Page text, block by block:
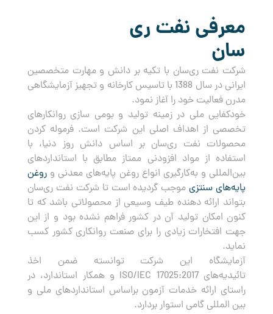
معرفی نفت ری
سان
شرکت نفت ری‌سان با تکیه بر دانش و مهارت متخصصین
ایرانی در سال 1388 با تاسیس کارخانه و تجهیز آزمایشگاهی
مدرن فعالیت خود را آغاز نمود.
خودکفایی ملی در زمینه تولید و بومی سازی روانکارهای
تخصصی از اهداف اصلی این شرکت است. فرموله کردن
محصولات نفت ری‌سان بر اساس دانش روز دنیا، با
استفاده از مواد افزودنی ممتاز مطابق با استانداردهای
بین‌المللی و به‌کارگیری انواع روغن پایه‌های معدنی وروغن
پایه‌های سنتزیموجب گردیده است تا شرکت نفت ری‌سان
بتواند ارائه دهنده طیف وسیعی از محصولاتی باشد که تا
کنون امکان تولید آن در کشور فراهم نشده بود و از این
جهت افتخارات زیادی را برای صنعت روانکاری کشور کسب
نماید.
آزمایشگاه این شرکت توانسته ضمن اخذ
تائیدیه‌های ISO/IEC 17025:2017 و همکار استاندارد، در
راستای ارائه خدمات آزمون براساس استانداردهای ملی و
بین المللی گامی استوار بردارد.